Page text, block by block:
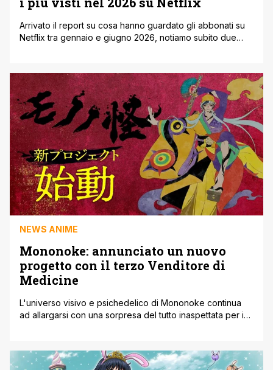
Arrivato il report su cosa hanno guardato gli abbonati su
Netflix tra gennaio e giugno 2026, notiamo subito due
e propria classifica ma delle ore di visione dedicate a
determinati prodotti [']
NEWS ANIME
Mononoke: annunciato un nuovo
progetto con il terzo Venditore di
Medicine
L'universo visivo e psichedelico di Mononoke continua
ad allargarsi con una sorpresa del tutto inaspettata per i
progetto legato all’universo narrativo. La novità più
interessante di questo annuncio riguarda il debutto di un